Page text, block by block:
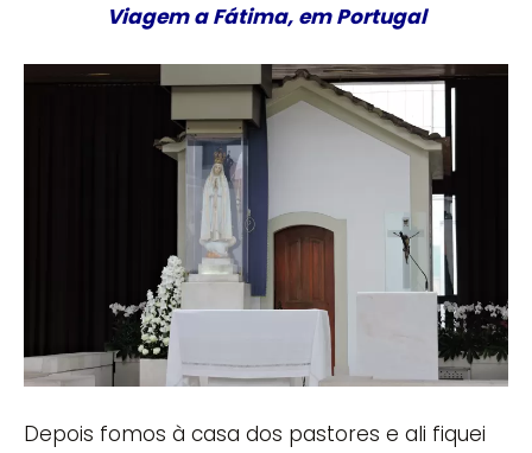
Viagem a Fátima, em Portugal
Depois fomos à casa dos pastores e ali fiquei